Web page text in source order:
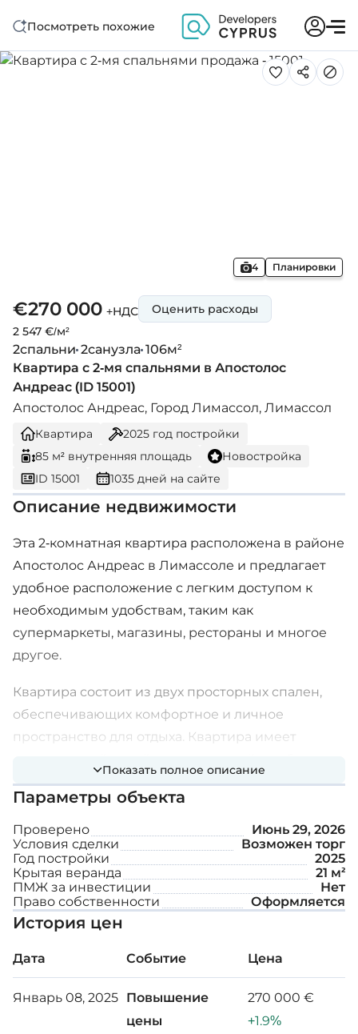
Посмотреть похожие
4 Планировки
€270 000 +НДС
2 547 €/м²
Оценить расходы
2спальни 2санузла 106м²
Квартира с 2-мя спальнями в Апостолос
Андреас (ID 15001)
Апостолос Андреас, Город Лимассол, Лимассол
Квартира 2025 год постройки
85 м² внутренняя площадь
Новостройка
ID 15001
1035 дней на сайте
Описание недвижимости
Эта 2-комнатная квартира расположена в районе
Апостолос Андреас в Лимассоле и предлагает
удобное расположение с легким доступом к
необходимым удобствам, таким как
супермаркеты, магазины, рестораны и многое
другое.
Квартира состоит из двух просторных спален,
обеспечивающих комфортное и личное
пространство для отдыха. Квартира имеет
современную отделку и светильники для
создания стильной обстановки.
Дополнительные возможности:
Кладовая
Парковочное место
Система солнечного водонагревателя
Установка системы видеодомофона
Показать полное описание
Параметры объекта
Проверено
Июнь 29, 2026
Условия сделки
Возможен торг
Год постройки
2025
Крытая веранда
21 м²
ПМЖ за инвестиции
Нет
Право собственности
Оформляется
История цен
Дата Событие Цена
Январь 08, 2025 Повышение
цены
270 000 €
+1.9%